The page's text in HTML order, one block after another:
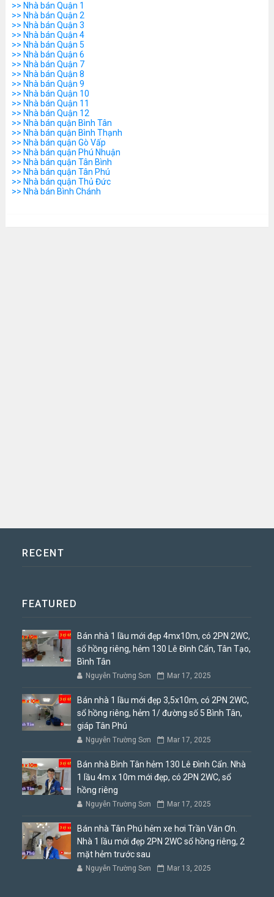
>> Nhà bán Quận 1
>> Nhà bán Quận 2
>> Nhà bán Quận 3
>> Nhà bán Quận 4
>> Nhà bán Quận 5
>> Nhà bán Quận 6
>> Nhà bán Quận 7
>> Nhà bán Quận 8
>> Nhà bán Quận 9
>> Nhà bán Quận 10
>> Nhà bán Quận 11
>> Nhà bán Quận 12
>> Nhà bán quận Bình Tân
>> Nhà bán quận Bình Thạnh
>> Nhà bán quận Gò Vấp
>> Nhà bán quận Phú Nhuận
>> Nhà bán quận Tân Bình
>> Nhà bán quận Tân Phú
>> Nhà bán quận Thủ Đức
>> Nhà bán Bình Chánh
RECENT
FEATURED
Bán nhà 1 lầu mới đẹp 4mx10m, có 2PN 2WC,
sổ hồng riêng, hẻm 130 Lê Đình Cẩn, Tân Tạo,
Bình Tân
Nguyễn Trường Sơn Mar 17, 2025
Bán nhà 1 lầu mới đẹp 3,5x10m, có 2PN 2WC,
sổ hồng riêng, hẻm 1/ đường số 5 Bình Tân,
giáp Tân Phú
Nguyễn Trường Sơn Mar 17, 2025
Bán nhà Bình Tân hẻm 130 Lê Đình Cẩn. Nhà
1 lầu 4m x 10m mới đẹp, có 2PN 2WC, sổ
hồng riêng
Nguyễn Trường Sơn Mar 17, 2025
Bán nhà Tân Phú hẻm xe hơi Trần Văn Ơn.
Nhà 1 lầu mới đẹp 2PN 2WC sổ hồng riêng, 2
mặt hẻm trước sau
Nguyễn Trường Sơn Mar 13, 2025